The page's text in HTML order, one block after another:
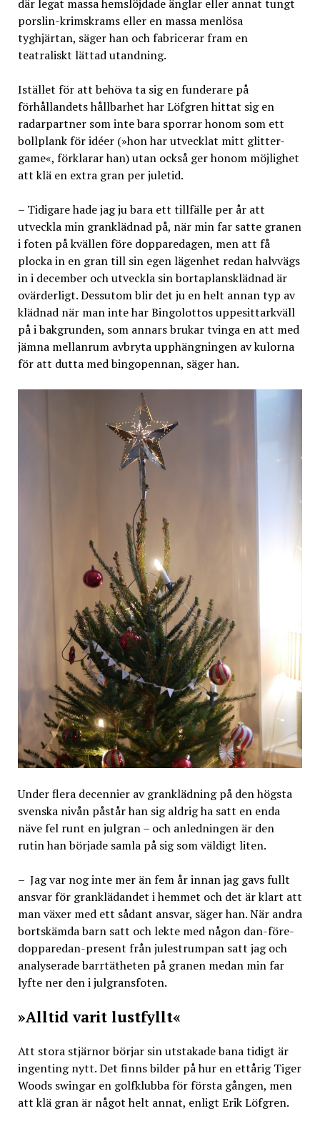
där legat massa hemslöjdade änglar eller annat tungt
porslin-krimskrams eller en massa menlösa
tyghjärtan, säger han och fabricerar fram en
teatraliskt lättad utandning.
Istället för att behöva ta sig en funderare på
förhållandets hållbarhet har Löfgren hittat sig en
radarpartner som inte bara sporrar honom som ett
bollplank för idéer (»hon har utvecklat mitt glitter-
game«, förklarar han) utan också ger honom möjlighet
att klä en extra gran per juletid.
– Tidigare hade jag ju bara ett tillfälle per år att
utveckla min granklädnad på, när min far satte granen
i foten på kvällen före dopparedagen, men att få
plocka in en gran till sin egen lägenhet redan halvvägs
in i december och utveckla sin bortaplansklädnad är
ovärderligt. Dessutom blir det ju en helt annan typ av
klädnad när man inte har Bingolottos uppesittarkväll
på i bakgrunden, som annars brukar tvinga en att med
jämna mellanrum avbryta upphängningen av kulorna
för att dutta med bingopennan, säger han.
Under flera decennier av granklädning på den högsta
svenska nivån påstår han sig aldrig ha satt en enda
näve fel runt en julgran – och anledningen är den
rutin han började samla på sig som väldigt liten.
– Jag var nog inte mer än fem år innan jag gavs fullt
ansvar för granklädandet i hemmet och det är klart att
man växer med ett sådant ansvar, säger han. När andra
bortskämda barn satt och lekte med någon dan-före-
dopparedan-present från julestrumpan satt jag och
analyserade barrtätheten på granen medan min far
lyfte ner den i julgransfoten.
»Alltid varit lustfyllt«
Att stora stjärnor börjar sin utstakade bana tidigt är
ingenting nytt. Det finns bilder på hur en ettårig Tiger
Woods swingar en golfklubba för första gången, men
att klä gran är något helt annat, enligt Erik Löfgren.